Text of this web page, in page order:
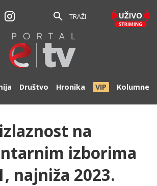
TRAŽI
Društvo Hronika VIP Kolumne
na
izborima
najniža 2023.